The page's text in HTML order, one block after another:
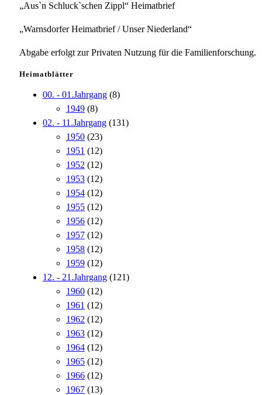
„Aus`n Schluck`schen Zippl“ Heimatbrief
„Warnsdorfer Heimatbrief / Unser Niederland“
Abgabe erfolgt zur Privaten Nutzung für die Familienforschung.
Heimatblätter
00. - 01.Jahrgang (8)
1949 (8)
02. - 11.Jahrgang (131)
1950 (23)
1951 (12)
1952 (12)
1953 (12)
1954 (12)
1955 (12)
1956 (12)
1957 (12)
1958 (12)
1959 (12)
12. - 21.Jahrgang (121)
1960 (12)
1961 (12)
1962 (12)
1963 (12)
1964 (12)
1965 (12)
1966 (12)
1967 (13)